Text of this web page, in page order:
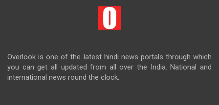
Overlook is one of the latest hindi news portals through which
you can get all updated from all over the India. National and
international news round the clock.